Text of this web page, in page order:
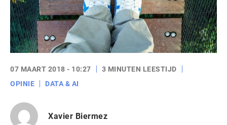
07 MAART 2018 - 10:27
3 MINUTEN LEESTIJD
OPINIE
DATA & AI
Xavier Biermez